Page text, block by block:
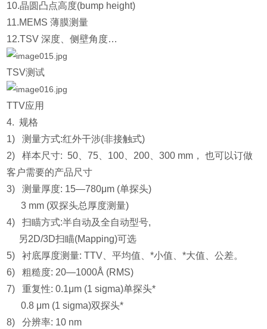
10.晶圆凸点高度(bump height)
11.MEMS 薄膜测量
12.TSV 深度、侧壁角度…
TSV测试
TTV应用
4. 规格
1) 测量方式:红外干涉(非接触式)
2) 样本尺寸: 50、75、100、200、300 mm， 也可以订做
客户需要的产品尺寸
3) 测量厚度: 15—780μm (单探头)
3 mm (双探头总厚度测量)
4) 扫瞄方式:半自动及全自动型号,
另2D/3D扫瞄(Mapping)可选
5) 衬底厚度测量: TTV、平均值、*小值、*大值、公差。
6) 粗糙度: 20—1000Å (RMS)
7) 重复性: 0.1μm (1 sigma)单探头*
0.8 μm (1 sigma)双探头*
8) 分辨率: 10 nm